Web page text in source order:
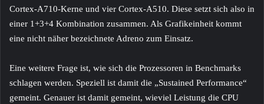
Cortex-A710-Kerne und vier Cortex-A510. Diese setzt sich also in
einer 1+3+4 Kombination zusammen. Als Grafikeinheit kommt
eine nicht näher bezeichnete Adreno zum Einsatz.
Eine weitere Frage ist, wie sich die Prozessoren in Benchmarks
schlagen werden. Speziell ist damit die „Sustained Performance“
gemeint. Genauer ist damit gemeint, wieviel Leistung die CPU